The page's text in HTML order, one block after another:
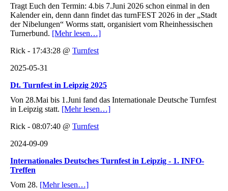
Tragt Euch den Termin: 4.bis 7.Juni 2026 schon einmal in den
Kalender ein, denn dann findet das turnFEST 2026 in der „Stadt
der Nibelungen“ Worms statt, organisiert vom Rheinhessischen
Turnerbund. [Mehr lesen…]
Rick - 17:43:28 @ Turnfest
2025-05-31
Dt. Turnfest in Leipzig 2025
Von 28.Mai bis 1.Juni fand das Internationale Deutsche Turnfest
in Leipzig statt. [Mehr lesen…]
Rick - 08:07:40 @ Turnfest
2024-09-09
Internationales Deutsches Turnfest in Leipzig - 1. INFO-
Treffen
Vom 28. [Mehr lesen…]